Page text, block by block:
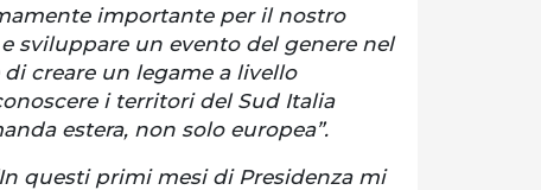
importante per il nostro
sviluppare un evento del genere nel
creare un legame a livello
i territori del Sud Italia
estera, non solo europea”.
questi primi mesi di Presidenza mi